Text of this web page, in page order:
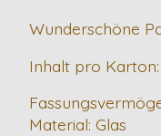
Wunderschöne
Inhalt pro
Material: Glas